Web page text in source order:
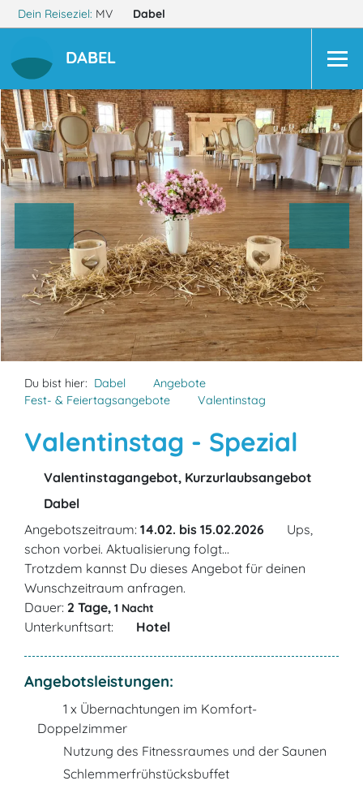
Dein Reiseziel: MV Dabel
DABEL
Du bist hier: Dabel
Angebote
Fest- & Feiertagsangebote
Valentinstag
Valentinstag - Spezial
Valentinstagangebot, Kurzurlaubsangebot
Dabel
Angebotszeitraum: 14.02. bis 15.02.2026
Ups,
schon vorbei. Aktualisierung folgt...
Trotzdem kannst Du dieses Angebot für deinen
Wunschzeitraum anfragen.
Dauer: 2 Tage, 1 Nacht
Unterkunftsart: Hotel
Angebotsleistungen:
1 x Übernachtungen im Komfort-
Doppelzimmer
Nutzung des Fitnessraumes und der Saunen
Schlemmerfrühstücksbuffet